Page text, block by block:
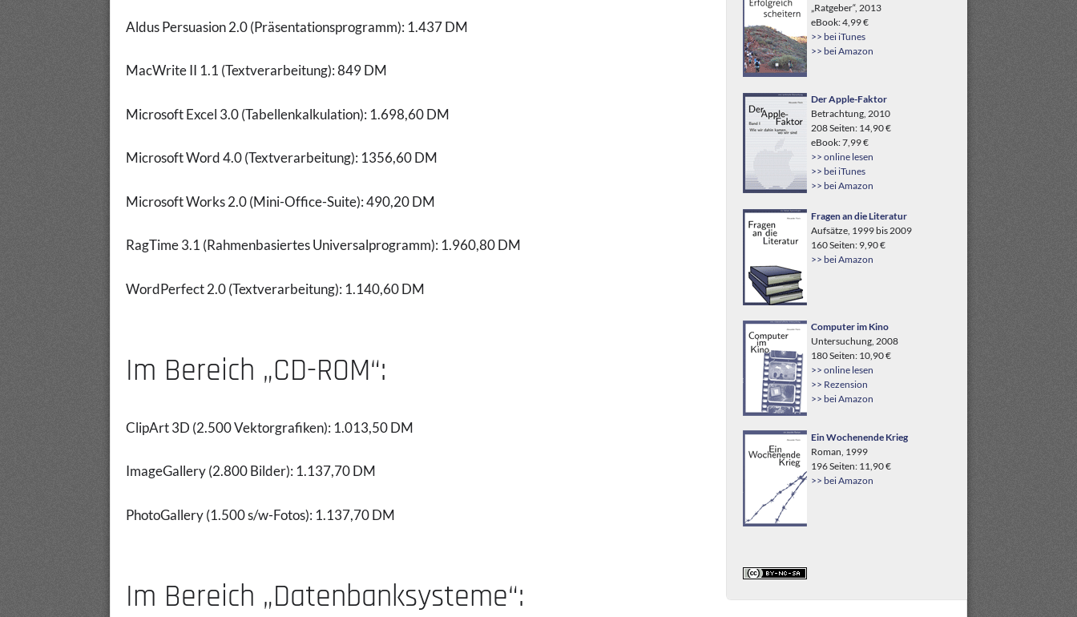
Aldus Persuasion 2.0 (Präsentationsprogramm): 1.437 DM
MacWrite II 1.1 (Textverarbeitung): 849 DM
Microsoft Excel 3.0 (Tabellenkalkulation): 1.698,60 DM
Microsoft Word 4.0 (Textverarbeitung): 1356,60 DM
Microsoft Works 2.0 (Mini-Office-Suite): 490,20 DM
RagTime 3.1 (Rahmenbasiertes Universalprogramm): 1.960,80 DM
WordPerfect 2.0 (Textverarbeitung): 1.140,60 DM
Im Bereich „CD-ROM“:
ClipArt 3D (2.500 Vektorgrafiken): 1.013,50 DM
ImageGallery (2.800 Bilder): 1.137,70 DM
PhotoGallery (1.500 s/w-Fotos): 1.137,70 DM
Im Bereich „Datenbanksysteme“:
„Ratgeber“, 2013
eBook: 4,99 €
>> bei iTunes
>> bei Amazon
Der Apple-Faktor
Betrachtung, 2010
208 Seiten: 14,90 €
eBook: 7,99 €
>> online lesen
>> bei iTunes
>> bei Amazon
Fragen an die Literatur
Aufsätze, 1999 bis 2009
160 Seiten: 9,90 €
>> bei Amazon
Computer im Kino
Untersuchung, 2008
180 Seiten: 10,90 €
>> online lesen
>> Rezension
>> bei Amazon
Ein Wochenende Krieg
Roman, 1999
196 Seiten: 11,90 €
>> bei Amazon